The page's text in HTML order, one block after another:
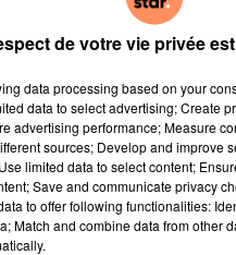
de votre vie privée
data processing based on your
data to select advertising; Create
advertising performance; Measure
sources; Develop and improve
limited data to select content;
Save and communicate privacy
to offer following functionalities:
Match and combine data from other